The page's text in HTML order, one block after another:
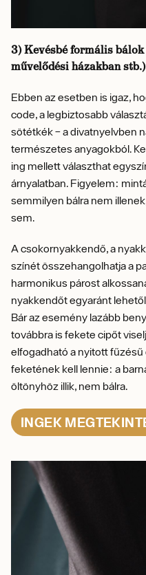
3) Kevésbé formális
művelődési házakban stb.)
Ebben az esetben is igaz,
code, a legbiztosabb
sötétkék – a divatnyelvben
természetes anyagokból.
ing mellett választhat
árnyalatban. Figyelem:
semmilyen bálra nem
sem.
A csokornyakkendő, a
színét összehangolhatja a
harmonikus párost
nyakkendőt egyaránt
Bár az esemény lazább
továbbra is fekete cipőt
elfogadható a nyitott fűzésű
feketének kell lennie: a
öltönyhöz illik, nem bálra.
INGEK